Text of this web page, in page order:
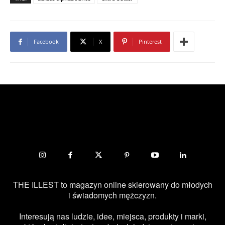
Facebook X Pinterest
THE ILLEST to magazyn online skierowany do młodych
i świadomych mężczyzn.
Interesują nas ludzie, idee, miejsca, produkty i marki,